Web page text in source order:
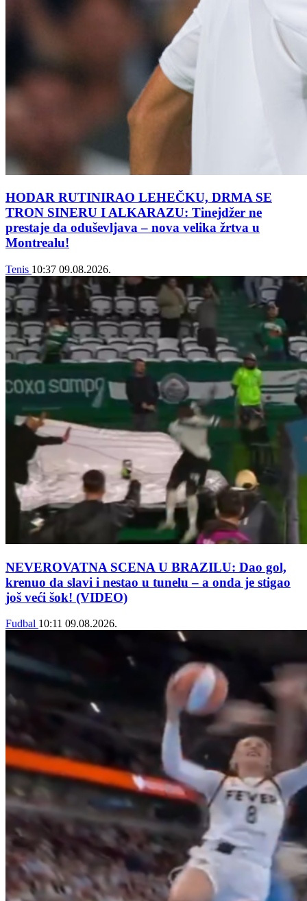
HODAR RUTINIRAO LEHEČKU, DRMA SE
TRON SINERU I ALKARAZU: Tinejdžer ne
prestaje da oduševljava – nova velika žrtva u
Montrealu!
Tenis 10:37 09.08.2026.
NEVEROVATNA SCENA U BRAZILU: Dao gol,
krenuo da slavi i nestao u tunelu – a onda je stigao
još veći šok! (VIDEO)
Fudbal 10:11 09.08.2026.